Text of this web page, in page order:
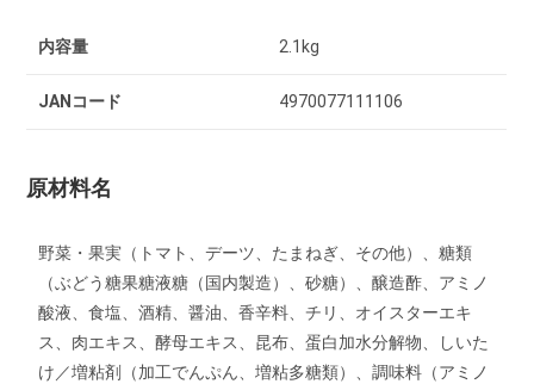
内容量 2.1kg
JANコード 4970077111106
原材料名
野菜・果実（トマト、デーツ、たまねぎ、その他）、糖類
（ぶどう糖果糖液糖（国内製造）、砂糖）、醸造酢、アミノ
酸液、食塩、酒精、醤油、香辛料、チリ、オイスターエキ
ス、肉エキス、酵母エキス、昆布、蛋白加水分解物、しいた
け／増粘剤（加工でんぷん、増粘多糖類）、調味料（アミノ